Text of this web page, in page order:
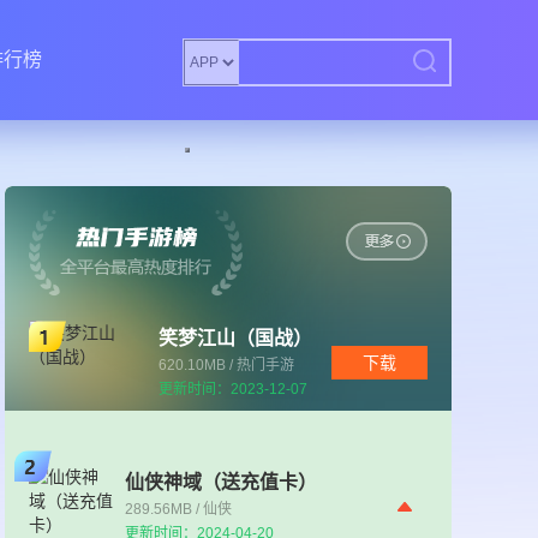
榜
笑梦江山（国战）
620.10MB / 热门手游
更新时间：2023-12-07
下载
仙侠神域（送充值卡）
289.56MB / 仙侠
更新时间：2024-04-20